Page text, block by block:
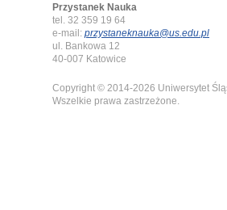
Przystanek Nauka
tel. 32 359 19 64
e-mail: przystaneknauka@us.edu.pl
ul. Bankowa 12
40-007 Katowice
Copyright © 2014-2026 Uniwersytet
Wszelkie prawa zastrzeżone.